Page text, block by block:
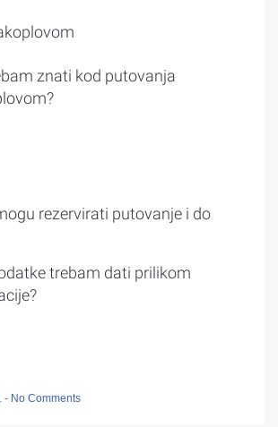
znati kod putovanja
rezervirati putovanje i do
trebam dati prilikom
- No Comments